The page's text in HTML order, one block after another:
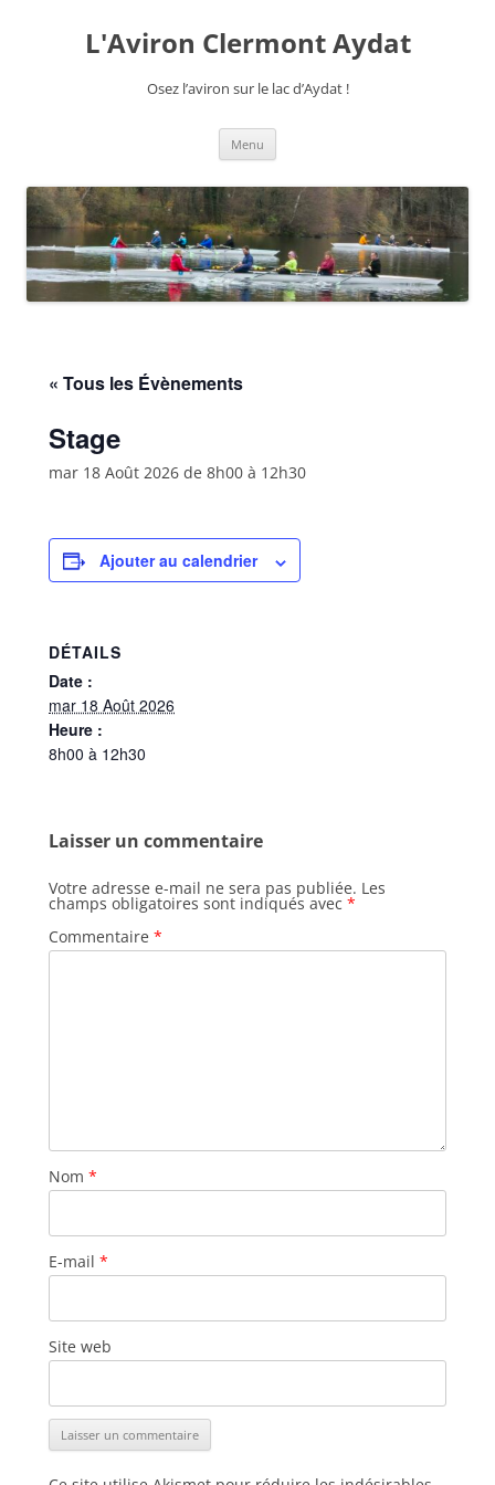
L'Aviron Clermont Aydat
Osez l’aviron sur le lac d’Aydat !
Menu
« Tous les Évènements
Stage
mar 18 Août 2026 de 8h00 à 12h30
Ajouter au calendrier
DÉTAILS
Date :
mar 18 Août 2026
Heure :
8h00 à 12h30
Laisser un commentaire
Votre adresse e-mail ne sera pas publiée. Les
champs obligatoires sont indiqués avec *
Commentaire *
Nom *
E-mail *
Site web